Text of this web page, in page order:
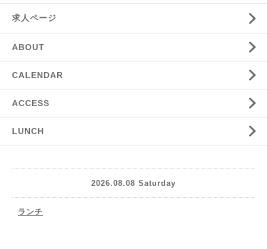
求人ページ
ABOUT
CALENDAR
ACCESS
LUNCH
2026.08.08 Saturday
ランチ